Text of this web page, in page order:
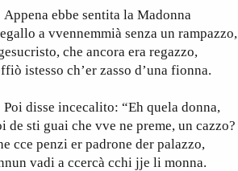
ebbe sentita la Madonna
a vvennemmià senza un rampazzo,
che ancora era regazzo,
istesso ch’er zasso d’una fionna.
disse incecalito: “Eh quela donna,
de sti guai che vve ne preme, un cazzo?
cce penzi er padrone der palazzo,
vadi a ccercà cchi jje li monna.